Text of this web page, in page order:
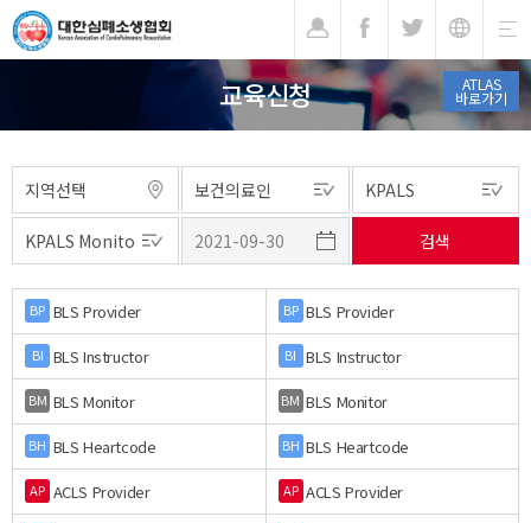
ATLAS
바로가기
교육신청
BP BLS Provider BP BLS Provider
BI BLS Instructor BI BLS Instructor
BM BLS Monitor BM BLS Monitor
BH BLS Heartcode BH BLS Heartcode
AP ACLS Provider AP ACLS Provider